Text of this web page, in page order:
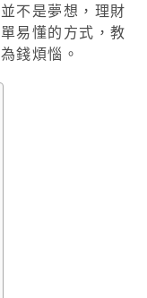
並不是夢想，理財
易懂的方式，教
錢煩惱。